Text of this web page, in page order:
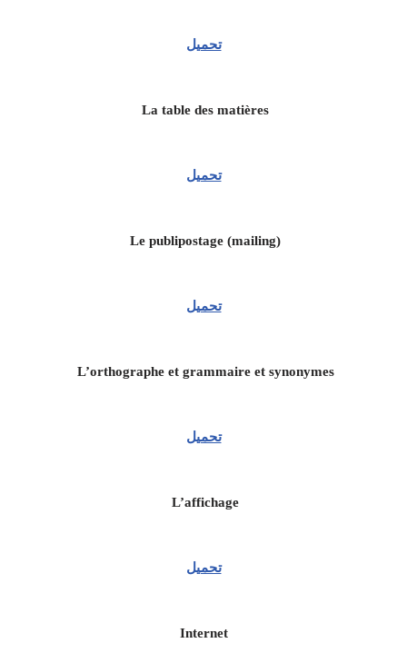
تحميل
La table des matières
تحميل
Le publipostage (mailing)
تحميل
L’orthographe et grammaire et synonymes
تحميل
L’affichage
تحميل
Internet